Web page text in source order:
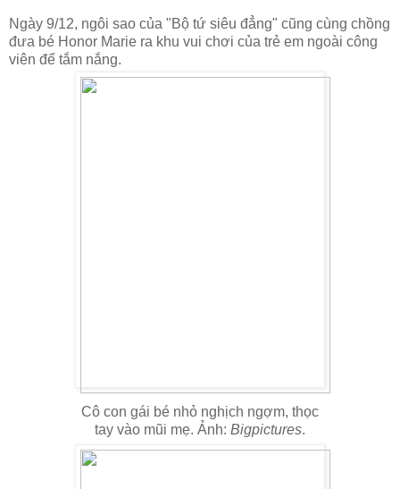
Ngày 9/12, ngôi sao của "Bộ tứ siêu đẳng" cũng cùng chồng
đưa bé Honor Marie ra khu vui chơi của trẻ em ngoài công
viên để tắm nắng.
Cô con gái bé nhỏ nghịch ngợm, thọc
tay vào mũi mẹ. Ảnh: Bigpictures.